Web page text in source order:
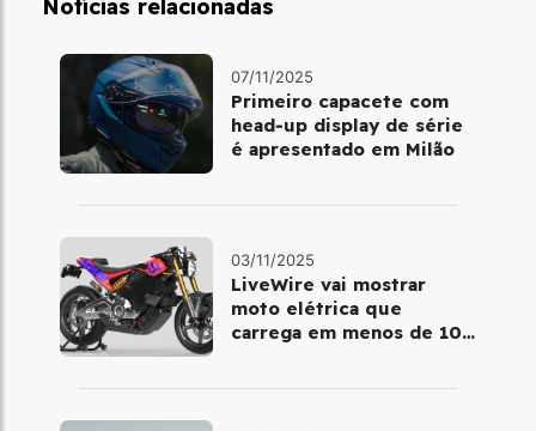
Notícias relacionadas
07/11/2025
Primeiro capacete com
head‑up display de série
é apresentado em Milão
03/11/2025
LiveWire vai mostrar
moto elétrica que
carrega em menos de 10